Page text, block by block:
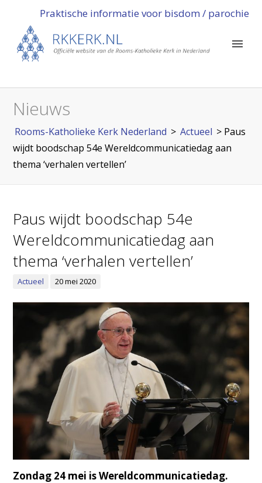
Praktische informatie voor bisdom / parochie
Nieuws
Rooms-Katholieke Kerk Nederland > Actueel > Paus
wijdt boodschap 54e Wereldcommunicatiedag aan
thema ‘verhalen vertellen’
Paus wijdt boodschap 54e
Wereldcommunicatiedag aan
thema ‘verhalen vertellen’
Actueel 20 mei 2020
Zondag 24 mei is Wereldcommunicatiedag.